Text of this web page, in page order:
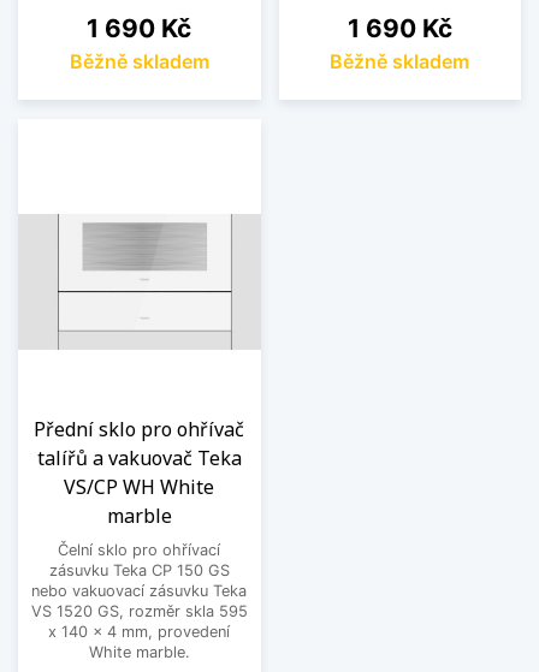
Cena
1 690 Kč
Běžně skladem
Cena
1 690 Kč
Běžně skladem
Přední sklo pro ohřívač
talířů a vakuovač Teka
VS/CP WH White
marble
Čelní sklo pro ohřívací
zásuvku Teka CP 150 GS
nebo vakuovací zásuvku Teka
VS 1520 GS, rozměr skla 595
x 140 x 4 mm, provedení
White marble.